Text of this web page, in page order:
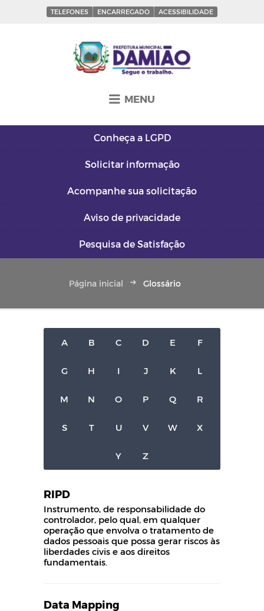
TELEFONES ENCARREGADO ACESSIBILIDADE
MENU
Conheça a LGPD
Solicitar informação
Acompanhe sua solicitação
Aviso de privacidade
Pesquisa de Satisfação
Página inicial Glossário
A B C D E F
G H I J K L
M N O P Q R
S T U V W X
Y Z
RIPD
Instrumento, de responsabilidade do
controlador, pelo qual, em qualquer
operação que envolva o tratamento de
dados pessoais que possa gerar riscos às
liberdades civis e aos direitos
fundamentais.
Data Mapping